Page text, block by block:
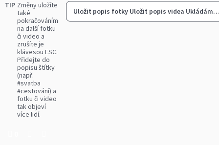
TIP Změny uložíte
také
pokračováním
na další fotku
či video a
zrušíte je
klávesou ESC.
Přidejte do
popisu štítky
(např.
#svatba
#cestování) a
fotku či video
tak objeví
více lidí.
Uložit popis fotky Uložit popis videa